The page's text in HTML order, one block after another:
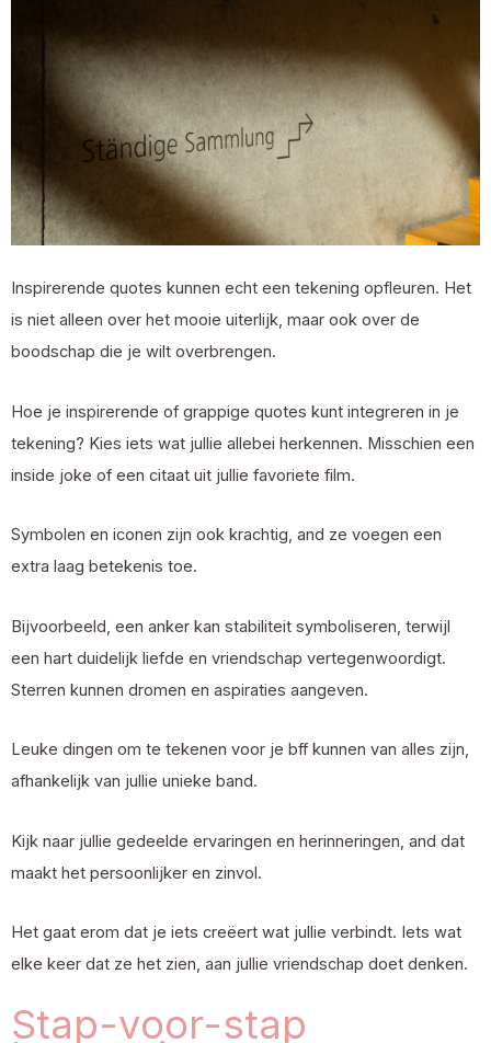
Inspirerende quotes kunnen echt een tekening opfleuren. Het
is niet alleen over het mooie uiterlijk, maar ook over de
boodschap die je wilt overbrengen.
Hoe je inspirerende of grappige quotes kunt integreren in je
tekening? Kies iets wat jullie allebei herkennen. Misschien een
inside joke of een citaat uit jullie favoriete film.
Symbolen en iconen zijn ook krachtig, and ze voegen een
extra laag betekenis toe.
Bijvoorbeeld, een anker kan stabiliteit symboliseren, terwijl
een hart duidelijk liefde en vriendschap vertegenwoordigt.
Sterren kunnen dromen en aspiraties aangeven.
Leuke dingen om te tekenen voor je bff kunnen van alles zijn,
afhankelijk van jullie unieke band.
Kijk naar jullie gedeelde ervaringen en herinneringen, and dat
maakt het persoonlijker en zinvol.
Het gaat erom dat je iets creëert wat jullie verbindt. Iets wat
elke keer dat ze het zien, aan jullie vriendschap doet denken.
Stap-voor-stap